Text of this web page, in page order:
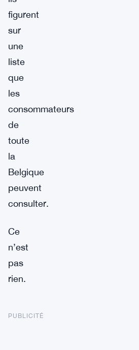
figurent
sur
une
liste
que
les
consommateurs
de
toute
la
Belgique
peuvent
consulter.
Ce
n’est
pas
rien.
PUBLICITÉ